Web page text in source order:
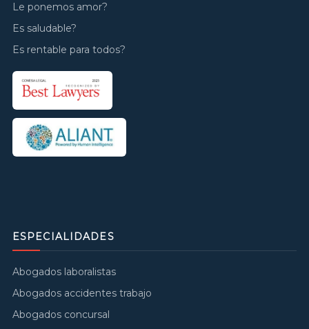
Le ponemos amor?
Es saludable?
Es rentable para todos?
ESPECIALIDADES
Abogados laboralistas
Abogados accidentes trabajo
Abogados concursal